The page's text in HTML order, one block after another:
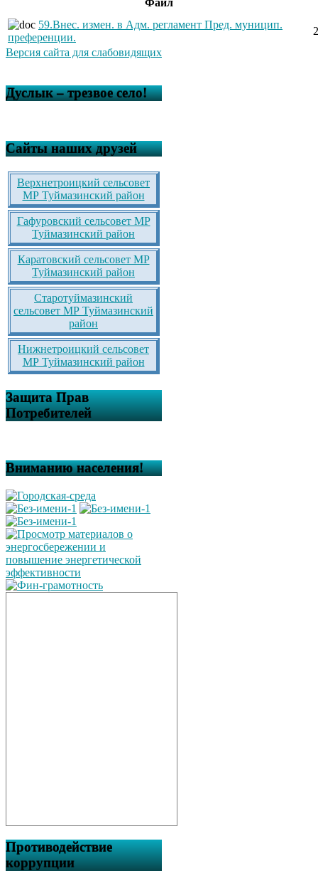
Файл
59.Внес. измен. в Адм. регламент Пред. муницип.
преференции.
Версия сайта для слабовидящих
Дуслык – трезвое село!
Сайты наших друзей
Верхнетроицкий сельсовет
МР Туймазинский район
Гафуровский сельсовет МР
Туймазинский район
Каратовский сельсовет МР
Туймазинский район
Старотуймазинский
сельсовет МР Туймазинский
район
Нижнетроицкий сельсовет
МР Туймазинский район
Защита Прав
Потребителей
Вниманию населения!
Противодействие
коррупции